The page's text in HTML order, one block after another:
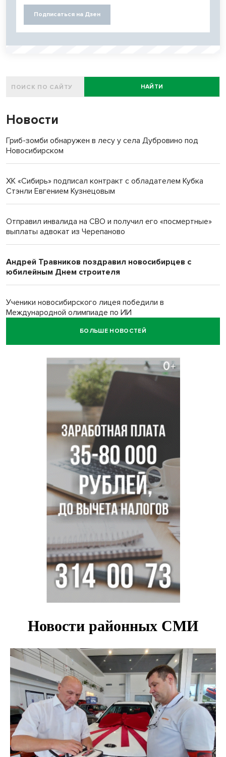
Подписаться на Дзен
НАЙТИ
Новости
Гриб-зомби обнаружен в лесу у села Дубровино под
Новосибирском
ХК «Сибирь» подписал контракт с обладателем Кубка
Стэнли Евгением Кузнецовым
Отправил инвалида на СВО и получил его «посмертные»
выплаты адвокат из Черепаново
Андрей Травников поздравил новосибирцев с
юбилейным Днем строителя
Ученики новосибирского лицея победили в
Международной олимпиаде по ИИ
БОЛЬШЕ НОВОСТЕЙ